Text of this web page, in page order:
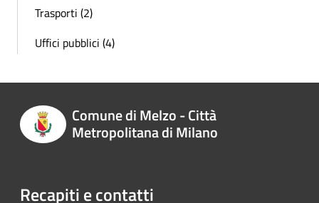
Trasporti (2)
Uffici pubblici (4)
Comune di Melzo - Città
Metropolitana di Milano
Recapiti e contatti